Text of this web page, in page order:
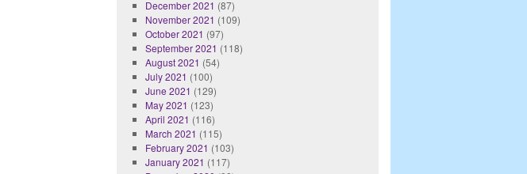
December 2021 (87)
November 2021 (109)
October 2021 (97)
September 2021 (118)
August 2021 (54)
July 2021 (100)
June 2021 (129)
May 2021 (123)
April 2021 (116)
March 2021 (115)
February 2021 (103)
January 2021 (117)